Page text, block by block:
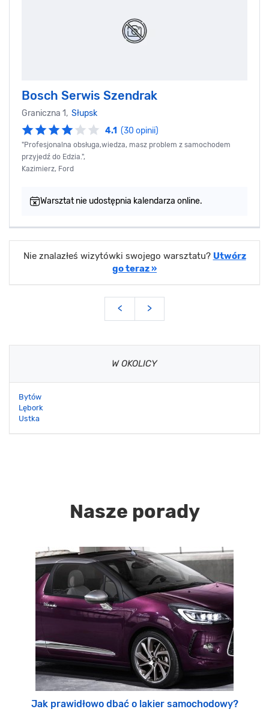
Bosch Serwis Szendrak
Graniczna 1, Słupsk
4.1 (30 opinii)
"Profesjonalna obsługa,wiedza, masz problem z samochodem
przyjedź do Edzia.",
Kazimierz, Ford
Warsztat nie udostępnia kalendarza online.
Nie znalazłeś wizytówki swojego warsztatu? Utwórz
go teraz »
< >
W OKOLICY
Bytów
Lębork
Ustka
Nasze porady
Jak prawidłowo dbać o lakier samochodowy?